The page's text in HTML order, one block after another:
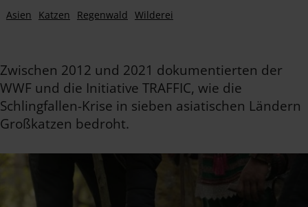
Asien
Katzen Regenwald Wilderei
Zwischen 2012 und 2021 dokumentierten der
WWF und die Initiative TRAFFIC, wie die
Schlingfallen-Krise in sieben asiatischen Ländern
Großkatzen bedroht.